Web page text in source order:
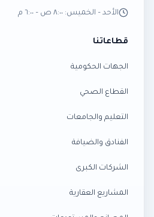
الأحد – الخميس: ٨:٠٠ ص – ٦:٠٠ م
قطاعاتنا
الجهات الحكومية
القطاع الصحي
التعليم والجامعات
الفنادق والضيافة
الشركات الكبرى
المشاريع العقارية